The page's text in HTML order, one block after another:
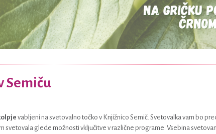
Semiču
vabljeni na svetovalno točko v Knjižnico Semič. Svetovalka vam bo
svetovala glede možnosti vključitve v različne programe. Vsebina